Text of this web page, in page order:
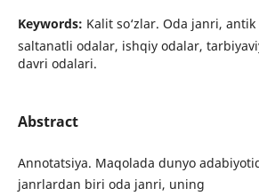
Keywords: Kalit so‘zlar. Oda janri,
saltanatli odalar, ishqiy odalar,
davri odalari.
Abstract
Annotatsiya. Maqolada dunyo
janrlardan biri oda janri, uning